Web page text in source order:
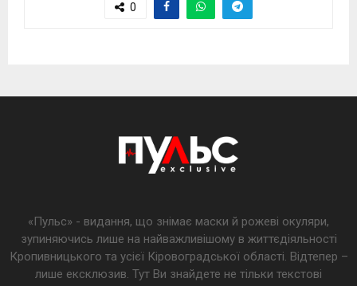
0
«Пульс» - видання, що знімає маски й рожеві окуляри,
зупиняючись лише на найважливішому в життєдіяльності
Кропивницького та усієї Кіровоградської області. Відтепер –
лише ексклюзив. Тут Ви знайдете не тільки текстові